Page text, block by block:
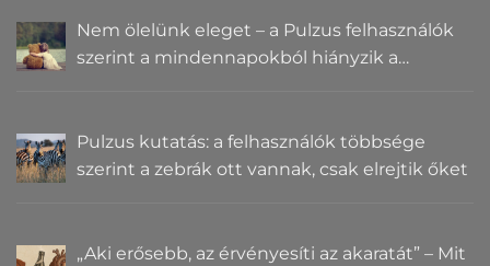
Nem ölelünk eleget – a Pulzus felhasználók
szerint a mindennapokból hiányzik a
Pulzus kutatás: a felhasználók többsége
szerint a zebrák ott vannak, csak elrejtik őket
„Aki erősebb, az érvényesíti az akaratát” – Mit